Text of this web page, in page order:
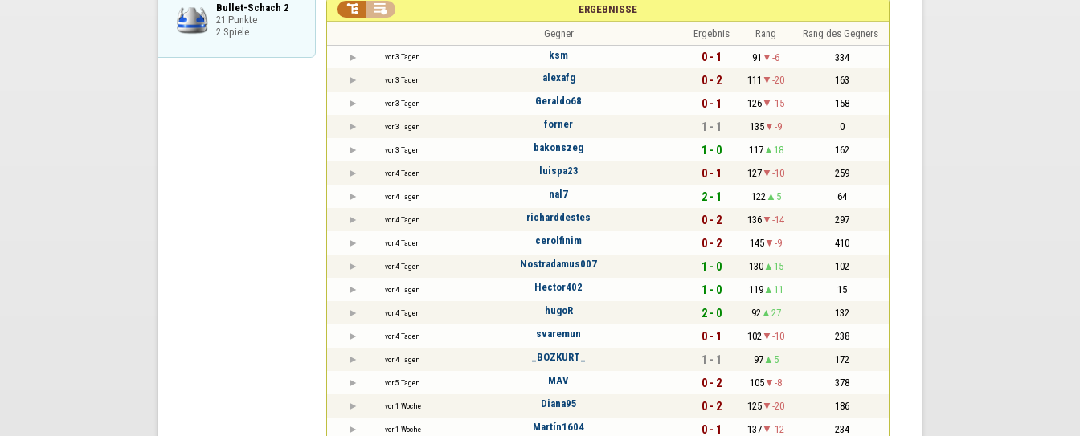
Bullet-Schach 2
21 Punkte
2 Spiele
ERGEBNISSE
 
Gegner Ergebnis Rang Rang des Gegners
vor 3 Tagen ksm 0 - 1 91 -6 334
vor 3 Tagen alexafg 0 - 2 111 -20 163
vor 3 Tagen Geraldo68 0 - 1 126 -15 158
vor 3 Tagen forner 1 - 1 135 -9 0
vor 3 Tagen bakonszeg 1 - 0 117 18 162
vor 4 Tagen luispa23 0 - 1 127 -10 259
vor 4 Tagen nal7 2 - 1 122 5 64
vor 4 Tagen richarddestes 0 - 2 136 -14 297
vor 4 Tagen cerolfinim 0 - 2 145 -9 410
vor 4 Tagen Nostradamus007 1 - 0 130 15 102
vor 4 Tagen Hector402 1 - 0 119 11 15
vor 4 Tagen hugoR 2 - 0 92 27 132
vor 4 Tagen svaremun 0 - 1 102 -10 238
vor 4 Tagen _BOZKURT_ 1 - 1 97 5 172
vor 5 Tagen MAV 0 - 2 105 -8 378
vor 1 Woche Diana95 0 - 2 125 -20 186
vor 1 Woche Martín1604 0 - 1 137 -12 234